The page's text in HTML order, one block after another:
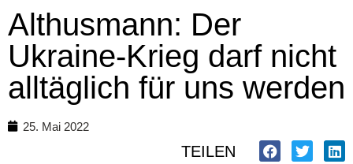
Althusmann: Der
Ukraine-Krieg darf nicht
alltäglich für uns werden
25. Mai 2022
TEILEN